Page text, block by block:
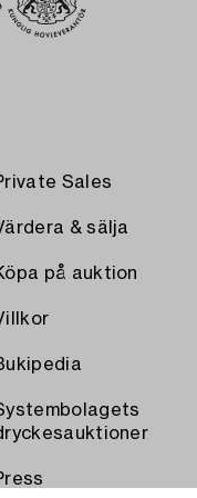
Sales
& sälja
på auktion